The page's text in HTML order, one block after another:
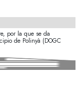
por la que se da
de Polinyà (DOGC